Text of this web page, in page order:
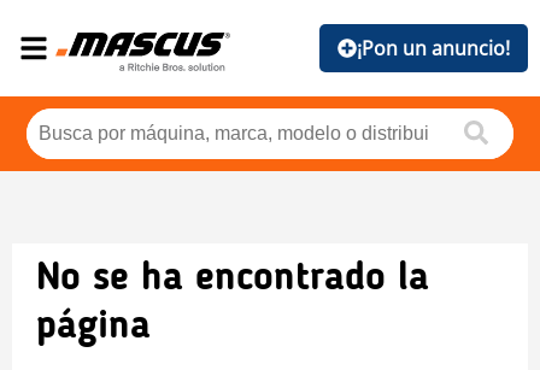
¡Pon un anuncio!
No se ha encontrado la
página